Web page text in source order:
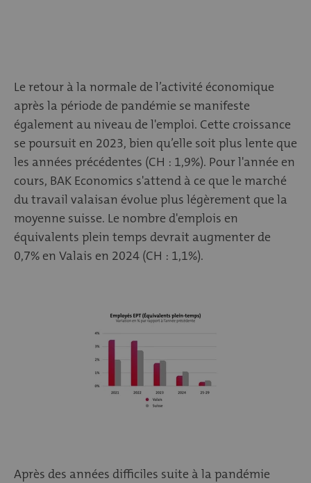
Le retour à la normale de l’activité économique
après la période de pandémie se manifeste
également au niveau de l'emploi. Cette croissance
se poursuit en 2023, bien qu’elle soit plus lente que
les années précédentes (CH : 1,9%). Pour l'année en
cours, BAK Economics s'attend à ce que le marché
du travail valaisan évolue plus légèrement que la
moyenne suisse. Le nombre d'emplois en
équivalents plein temps devrait augmenter de
0,7% en Valais en 2024 (CH : 1,1%).
Après des années difficiles suite à la pandémie